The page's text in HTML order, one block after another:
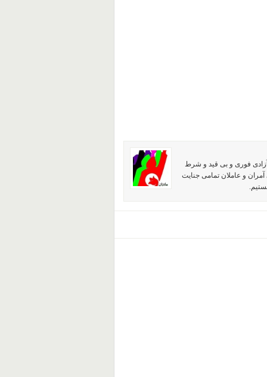
آزادی فوری و بی قید و شرط
و عاملان تمامی جنایت